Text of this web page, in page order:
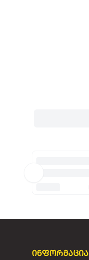
ინფორმაცია